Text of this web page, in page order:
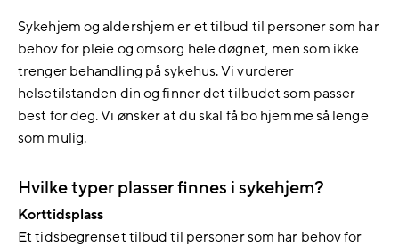
Sykehjem og aldershjem er et tilbud til personer som har
behov for pleie og omsorg hele døgnet, men som ikke
trenger behandling på sykehus. Vi vurderer
helsetilstanden din og finner det tilbudet som passer
best for deg. Vi ønsker at du skal få bo hjemme så lenge
som mulig.
Hvilke typer plasser finnes i sykehjem?
Korttidsplass
Et tidsbegrenset tilbud til personer som har behov for